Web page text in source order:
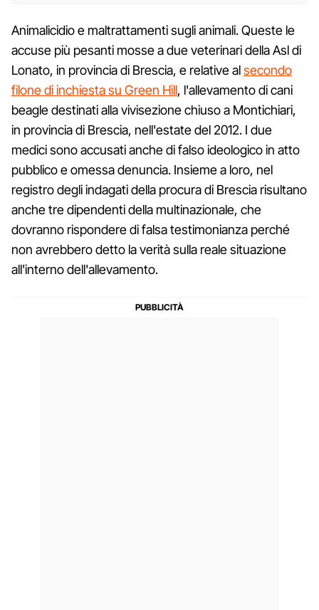
Animalicidio e maltrattamenti sugli animali. Queste le
accuse più pesanti mosse a due veterinari della Asl di
Lonato, in provincia di Brescia, e relative alsecondo
filone di inchiesta su Green Hill, l'allevamento di cani
beagle destinati alla vivisezione chiuso a Montichiari,
in provincia di Brescia, nell'estate del 2012. I due
medici sono accusati anche di falso ideologico in atto
pubblico e omessa denuncia. Insieme a loro, nel
registro degli indagati della procura di Brescia risultano
anche tre dipendenti della multinazionale, che
dovranno rispondere di falsa testimonianza perché
non avrebbero detto la verità sulla reale situazione
all'interno dell'allevamento.